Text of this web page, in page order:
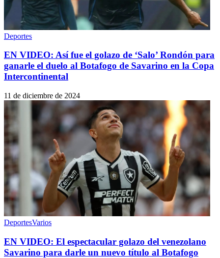
Deportes
EN VIDEO: Así fue el golazo de ‘Salo’ Rondón para
ganarle el duelo al Botafogo de Savarino en la Copa
Intercontinental
11 de diciembre de 2024
DeportesVarios
EN VIDEO: El espectacular golazo del venezolano
Savarino para darle un nuevo título al Botafogo